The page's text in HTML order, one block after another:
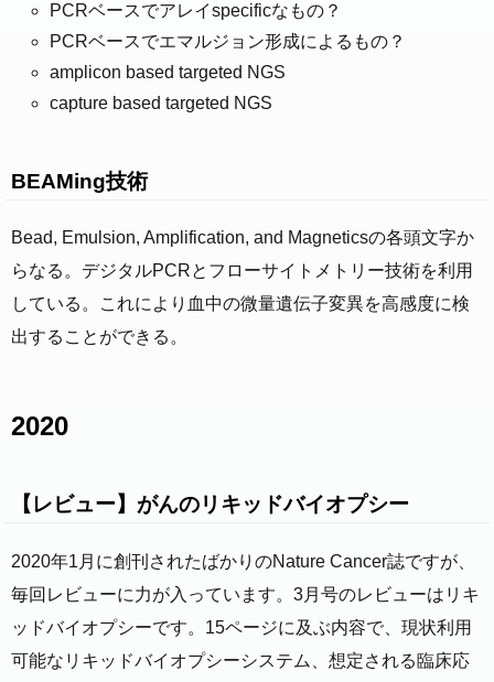
PCRベースでアレイspecificなもの？
PCRベースでエマルジョン形成によるもの？
amplicon based targeted NGS
capture based targeted NGS
BEAMing技術
Bead, Emulsion, Amplification, and Magneticsの各頭文字か
らなる。デジタルPCRとフローサイトメトリー技術を利用
している。これにより血中の微量遺伝子変異を高感度に検
出することができる。
2020
【レビュー】がんのリキッドバイオプシー
2020年1月に創刊されたばかりのNature Cancer誌ですが、
毎回レビューに力が入っています。3月号のレビューはリキ
ッドバイオプシーです。15ページに及ぶ内容で、現状利用
可能なリキッドバイオプシーシステム、想定される臨床応